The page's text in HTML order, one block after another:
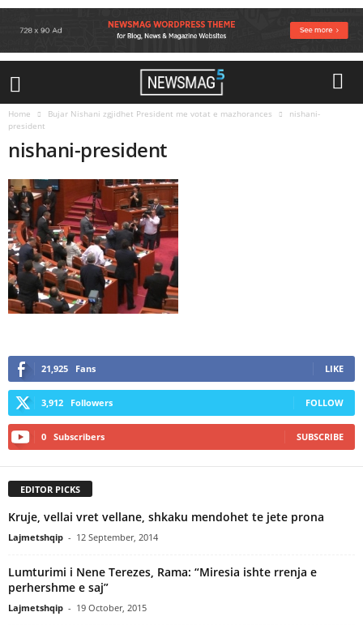
Home Bujar Nishani zgjidhet President me votat e mazhorances
nishani-
president
nishani-president
21,925 Fans LIKE
3,912 Followers FOLLOW
0 Subscribers SUBSCRIBE
EDITOR PICKS
Kruje, vellai vret vellane, shkaku mendohet te jete prona
Lajmetshqip - 12 September, 2014
Lumturimi i Nene Terezes, Rama: “Miresia ishte rrenja e
perhershme e saj”
Lajmetshqip - 19 October, 2015